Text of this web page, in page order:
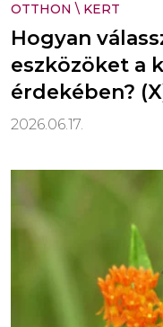
OTTHON \ KERT
Hogyan
eszközöket a
érdekében?
2026.06.17.